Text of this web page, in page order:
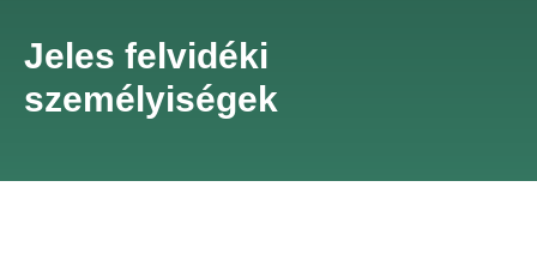
Jeles felvidéki
személyiségek